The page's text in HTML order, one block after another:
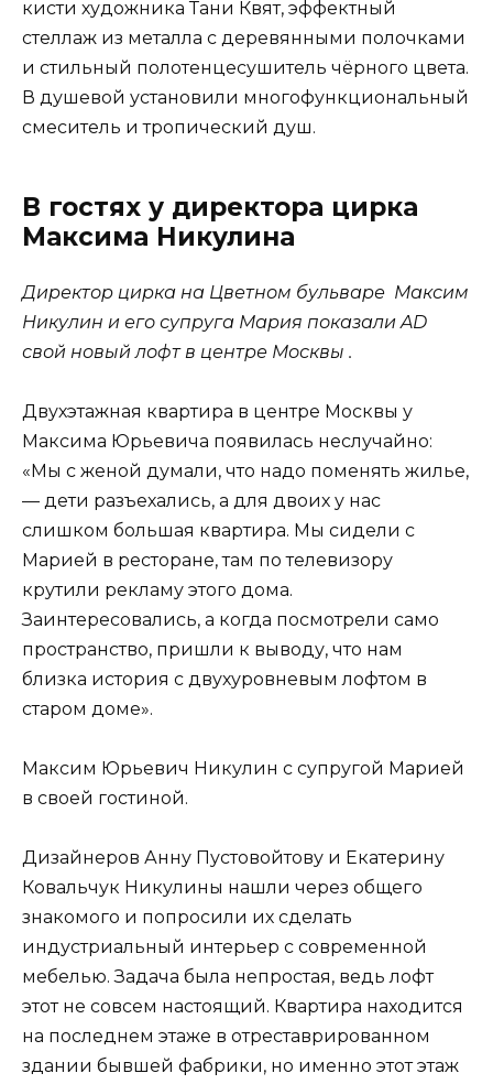
кисти художника Тани Квят, эффектный
стеллаж из металла с деревянными полочками
и стильный полотенцесушитель чёрного цвета.
В душевой установили многофункциональный
смеситель и тропический душ.
В гостях у директора цирка
Максима Никулина
Директор цирка на Цветном бульваре ­ Максим
Никулин и его супруга Мария показали AD
свой новый лофт в центре Москвы .
Двухэтажная квартира в центре Москвы у
Максима Юрьевича появилась неслучайно:
«Мы с женой думали, что надо поменять жилье,
— дети разъехались, а для двоих у нас
слишком большая квартира. Мы сидели с
Марией в ресторане, там по телевизору
крутили рекламу этого дома.
Заинтересовались, а когда посмотрели само
пространство, пришли к выводу, что нам
близка история с двухуровневым лофтом в
старом доме».
Максим Юрьевич Никулин с супругой Марией
в своей гостиной.
Дизайнеров Анну Пустовойтову и Екатерину
Ковальчук Никулины нашли через общего
знакомого и попросили их сделать
индустриальный интерьер с современной
мебелью. Задача была непростая, ведь лофт
этот не совсем настоящий. Квартира находится
на последнем этаже в отреставрированном
здании бывшей фабрики, но именно этот этаж